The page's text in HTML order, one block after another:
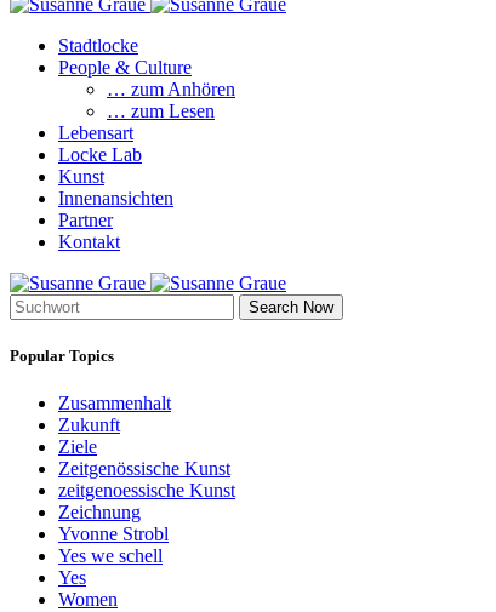
Stadtlocke
People & Culture
… zum Anhören
… zum Lesen
Lebensart
Locke Lab
Kunst
Innenansichten
Partner
Kontakt
Search Now
Popular Topics
Zusammenhalt
Zukunft
Ziele
Zeitgenössische Kunst
zeitgenoessische Kunst
Zeichnung
Yvonne Strobl
Yes we schell
Yes
Women